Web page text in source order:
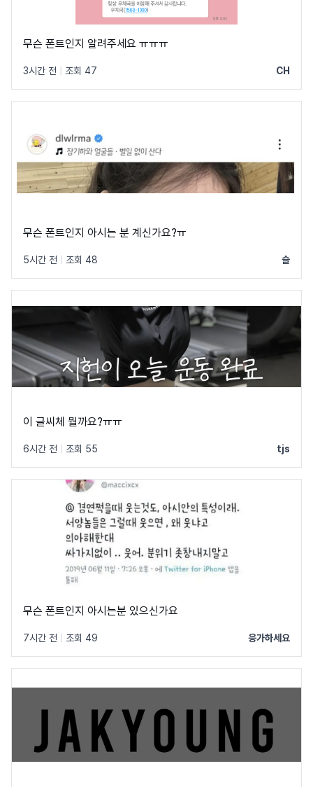
무슨 폰트인지 알려주세요 ㅠㅠㅠ
3시간 전 조회 47 CH
무슨 폰트인지 아시는 분 계신가요?ㅠ
5시간 전 조회 48 슬
이 글씨체 뭘까요?ㅠㅠ
6시간 전 조회 55 tjs
무슨 폰트인지 아시는분 있으신가요
7시간 전 조회 49 응가하세요